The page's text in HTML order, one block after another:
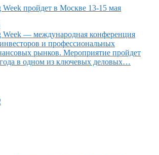
Week пройдет в Москве 13-15 мая
Week — международная конференция
и профессиональных
рынков. Мероприятие пройдет
в одном из ключевых деловых…